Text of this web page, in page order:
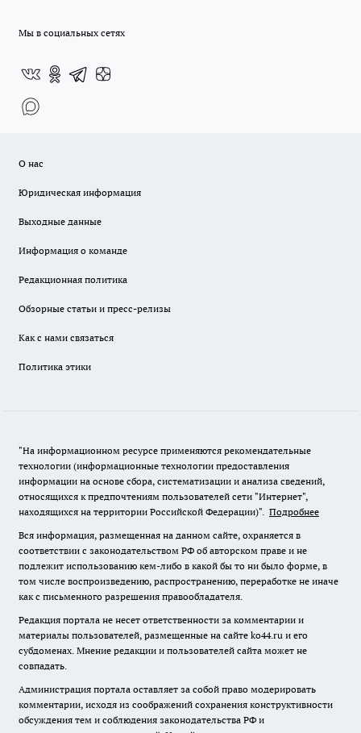
Мы в социальных сетях
О нас
Юридическая информация
Выходные данные
Информация о команде
Редакционная политика
Обзорные статьи и пресс-релизы
Как с нами связаться
Политика этики
"На информационном ресурсе применяются рекомендательные
технологии (информационные технологии предоставления
информации на основе сбора, систематизации и анализа сведений,
относящихся к предпочтениям пользователей сети "Интернет",
находящихся на территории Российской Федерации)". Подробнее
Вся информация, размещенная на данном сайте, охраняется в
соответствии с законодательством РФ об авторском праве и не
подлежит использованию кем-либо в какой бы то ни было форме, в
том числе воспроизведению, распространению, переработке не иначе
как с письменного разрешения правообладателя.
Редакция портала не несет ответственности за комментарии и
материалы пользователей, размещенные на сайте ko44.ru и его
субдоменах. Мнение редакции и пользователей сайта может не
совпадать.
Администрация портала оставляет за собой право модерировать
комментарии, исходя из соображений сохранения конструктивности
обсуждения тем и соблюдения законодательства РФ и